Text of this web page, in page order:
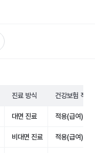
진료 방식 건강보험 적용
대면 진료 적용(급여)
비대면 진료 적용(급여)